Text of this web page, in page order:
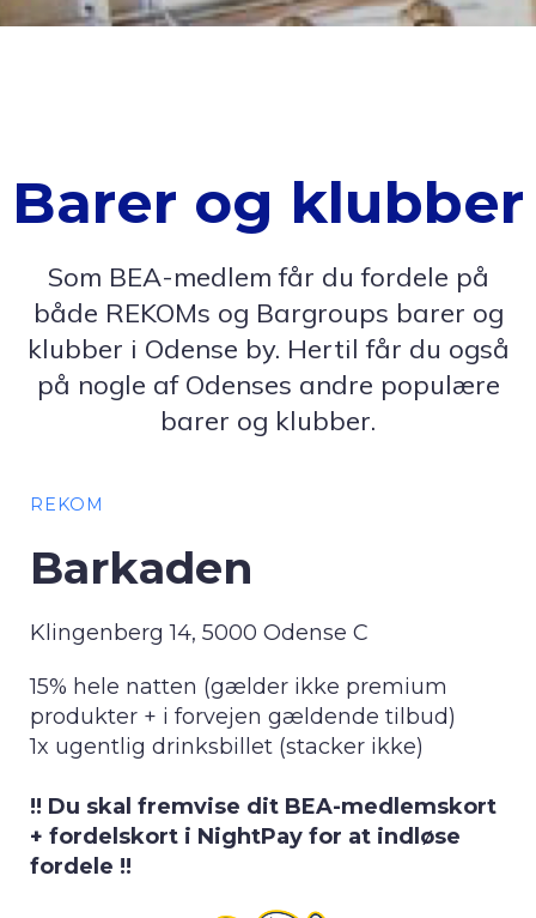
Barer og klubber
Som BEA-medlem får du fordele på
både REKOMs og Bargroups barer og
klubber i Odense by. Hertil får du også
på nogle af Odenses andre populære
barer og klubber.
REKOM
Barkaden
Klingenberg 14, 5000 Odense C
15% hele natten (gælder ikke premium
produkter + i forvejen gældende tilbud)
1x ugentlig drinksbillet (stacker ikke)
!! Du skal fremvise dit BEA-medlemskort
+ fordelskort i NightPay for at indløse
fordele !!